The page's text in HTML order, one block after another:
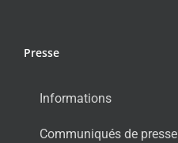
Presse
Informations
Communiqués de presse